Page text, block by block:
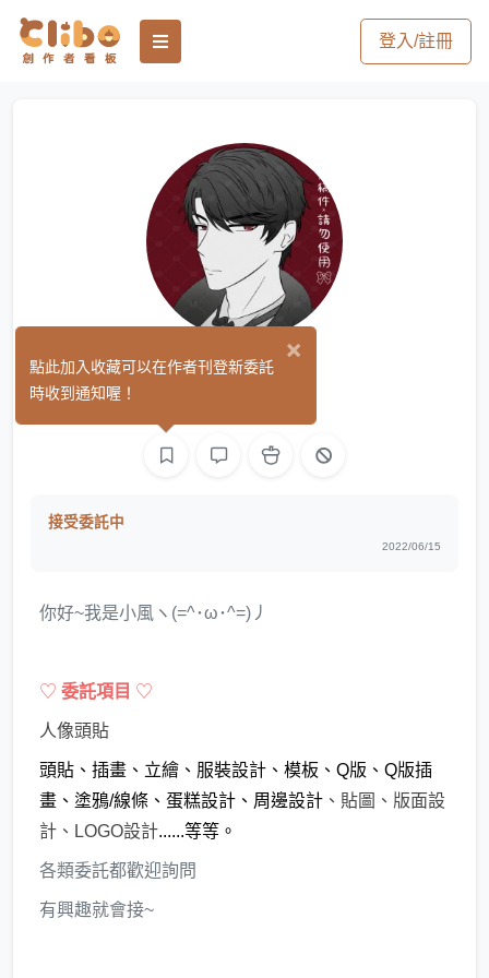
登入/註冊
小風 (0)
接受委託中
2022/06/15
你好~我是小風ヽ(=^･ω･^=)丿
♡ 委託項目 ♡
人像頭貼
頭貼、插畫、立繪、服裝設計、模板、Q版、Q版插
畫、塗鴉/線條、蛋糕設計、周邊設計 、貼圖、版面設
計、LOGO設計......等等。
各類委託都歡迎詢問
有興趣就會接~
×
點此加入收藏可以在作者刊登新委託
時收到通知喔！